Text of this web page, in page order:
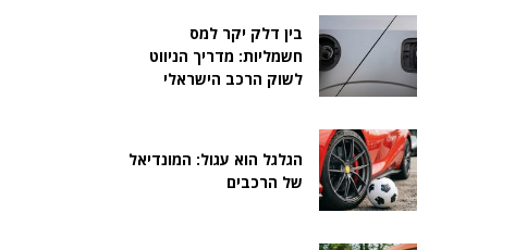
בין דלק יקר למס
חשמליות: מדריך הניווט
לשוק הרכב הישראלי
הגלגל הוא עגול: המונדיאל
של הרכבים